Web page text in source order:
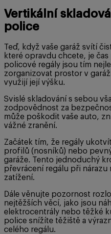
Vertikální
police
Teď, když vaše garáž svítí
které opravdu chcete, je
policové regály jsou tím
zorganizovat prostor v
využijí její výšku.
Svislé skladování s sebou
zodpovědnost za
může poškodit vaše auto,
vážné zranění.
Začátek tím, že regály
profilů (nosníků) nebo
garáže. Tento jednoduchý
převrácení regálu při
zatížení.
Dále věnujte pozornost
nejtěžších věcí, jako jsou
elektrocentrály nebo těžké
police snížíte těžiště a
celého regálu.